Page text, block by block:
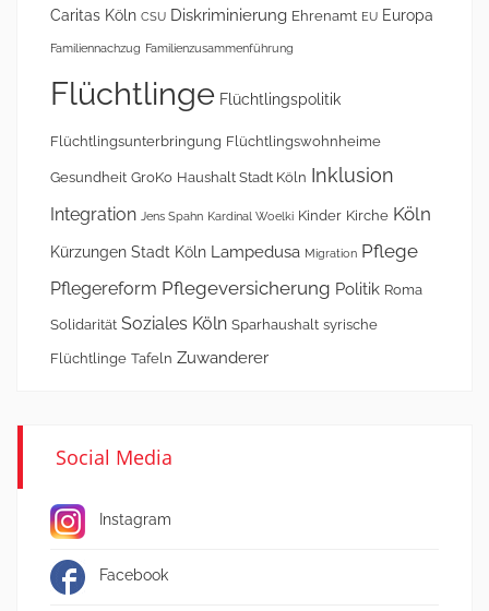
Caritas Köln CSU Diskriminierung Ehrenamt EU Europa
Familiennachzug Familienzusammenführung
Flüchtlinge Flüchtlingspolitik
Flüchtlingsunterbringung Flüchtlingswohnheime
Gesundheit GroKo Haushalt Stadt Köln Inklusion
Integration Jens Spahn Kardinal Woelki Kinder Kirche Köln
Kürzungen Stadt Köln Lampedusa Migration Pflege
Pflegereform Pflegeversicherung Politik Roma
Solidarität Soziales Köln Sparhaushalt syrische
Flüchtlinge Tafeln Zuwanderer
Social Media
Instagram
Facebook